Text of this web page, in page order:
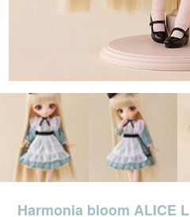
Harmonia bloom ALICE L